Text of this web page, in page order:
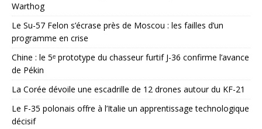
Warthog
Le Su-57 Felon s’écrase près de Moscou : les failles d’un
programme en crise
Chine : le 5ᵉ prototype du chasseur furtif J-36 confirme l’avance
de Pékin
La Corée dévoile une escadrille de 12 drones autour du KF-21
Le F-35 polonais offre à l’Italie un apprentissage technologique
décisif